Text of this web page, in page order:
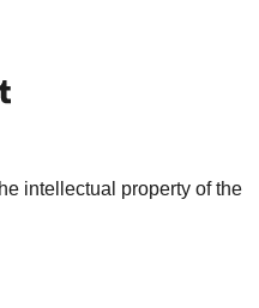
ウントへ
intellectual property of the